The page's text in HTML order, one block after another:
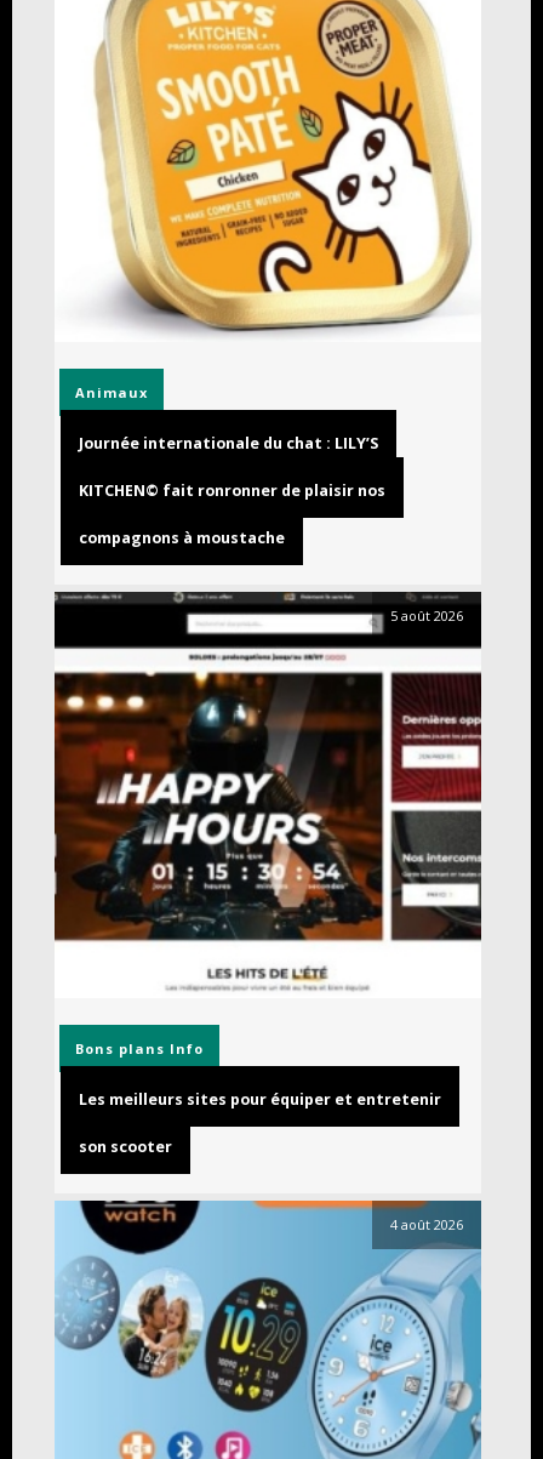
Animaux
Journée internationale du chat : LILY’S
KITCHEN© fait ronronner de plaisir nos
compagnons à moustache
5 août 2026
Bons plans Info
Les meilleurs sites pour équiper et entretenir
son scooter
4 août 2026